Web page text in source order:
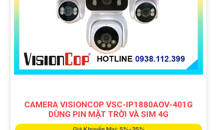
CAMERA VISIONCOP VSC-IP1880AOV-401G
DÙNG PIN MẶT TRỜI VÀ SIM 4G